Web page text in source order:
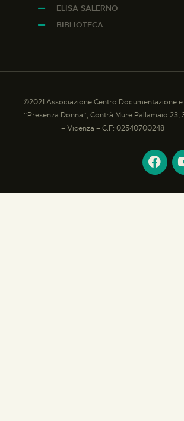
ELISA SALERNO
BIBLIOTECA
©2021 Associazione Centro Documentazione e
“Presenza Donna”, Contrà Mure Pallamaio 23,
– Vicenza – C.F: 02540700248